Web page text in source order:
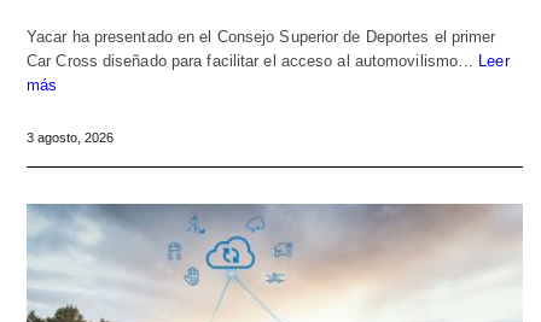
Yacar ha presentado en el Consejo Superior de Deportes el primer
Car Cross diseñado para facilitar el acceso al automovilismo… Leer
más
3 agosto, 2026